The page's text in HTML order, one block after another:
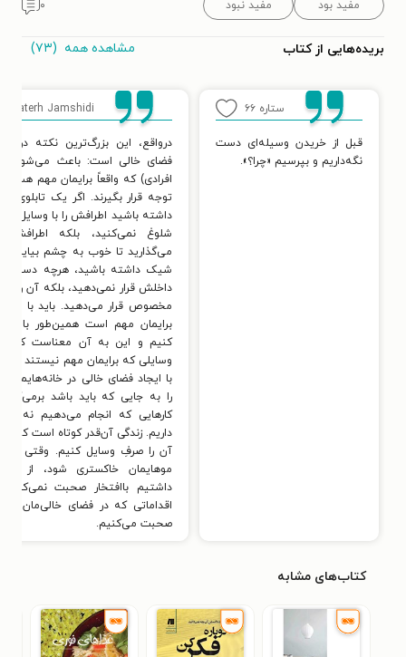
مفید بود مفید نبود ۰
بریده‌هایی از کتاب مشاهده همه (۷۳)
ستاره ۶۶
قبل از خریدن وسیله‌ای دست
نگه‌داریم و بپرسیم «چرا؟».
Khaterh Jamshidi
درواقع، این بزرگ‌ترین نکته
فضای خالی است: باعث می‌شود
افرادی) که واقعاً برایمان مهم
توجه قرار بگیرند. اگر یک تابلوی
داشته باشید اطرافش را با وسایل
شلوغ نمی‌کنید، بلکه اطرافش
می‌گذارید تا خوب به چشم بیاید.
شیک داشته باشید، هرچه دستتان
داخلش قرار نمی‌دهید، بلکه آن را
مخصوص قرار می‌دهید. باید با هر
برایمان مهم است همین‌طور با
کنیم و این به آن معناست که
وسایلی که برایمان مهم نیستند را
با ایجاد فضای خالی در خانه‌هایمان،
را به جایی که باید باشد
کارهایی که انجام می‌دهیم نه
داریم. زندگی آن‌قدر کوتاه است که
آن را صرفِ وسایل کنیم. وقتی
موهایمان خاکستری شود، از
داشتیم باافتخار صحبت نمی‌کنیم
اقداماتی که در فضای خالی‌مان
صحبت می‌کنیم.
کتاب‌های مشابه